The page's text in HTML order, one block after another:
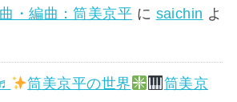
・編曲：筒美京平 に saichin よ
筒美京平の世界
筒美京